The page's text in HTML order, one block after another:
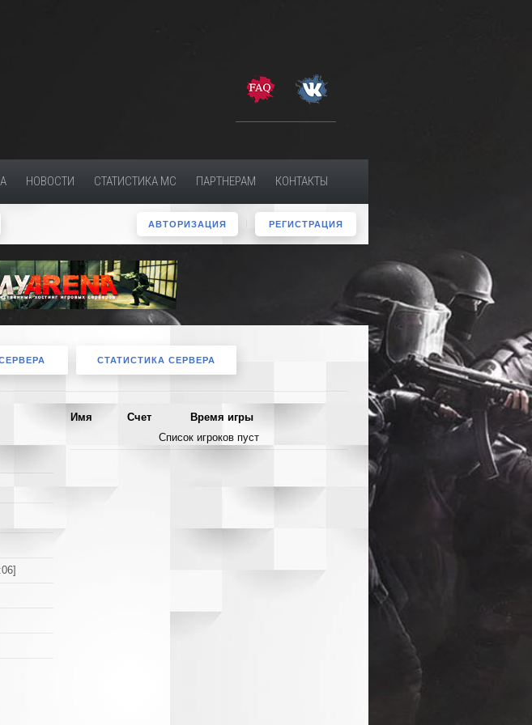
НОВОСТИ СТАТИСТИКА МС ПАРТНЕРАМ КОНТАКТЫ
АВТОРИЗАЦИЯ РЕГИСТРАЦИЯ
СТАТИСТИКА СЕРВЕРА
Имя Счет
Время игры
Список игроков пуст